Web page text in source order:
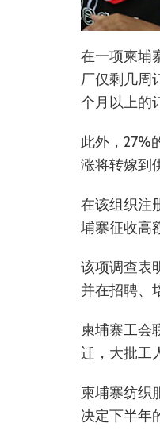
在一项柬埔
厂仅剩几周
个月以上的
此外，27%
涨将转嫁到
在该组织注
埔寨征收高
该项调查表
并在招聘、
柬埔寨工会
迁，大批工
柬埔寨纺织
决定下半年